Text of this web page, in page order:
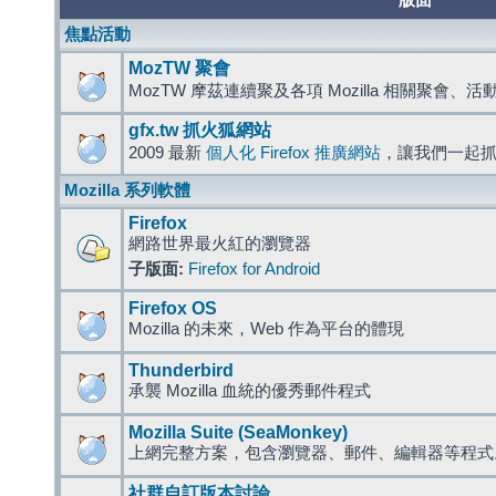
焦點活動
MozTW 聚會
MozTW 摩茲連續聚及各項 Mozilla 相關聚會、活
gfx.tw 抓火狐網站
2009 最新 個人化 Firefox 推廣網站 ，讓我們一起
Mozilla 系列軟體
Firefox
網路世界最火紅的瀏覽器
子版面: Firefox for Android
Firefox OS
Mozilla 的未來，Web 作為平台的體現
Thunderbird
承襲 Mozilla 血統的優秀郵件程式
Mozilla Suite (SeaMonkey)
上網完整方案，包含瀏覽器、郵件、編輯器等程